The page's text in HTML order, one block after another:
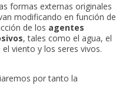
formas externas originales
modificando en función de
de los agentes
, tales como el agua, el
el viento y los seres vivos.
por tanto la